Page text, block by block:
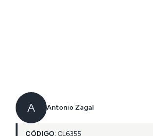
A Antonio Zagal
CÓDIGO: CL6355